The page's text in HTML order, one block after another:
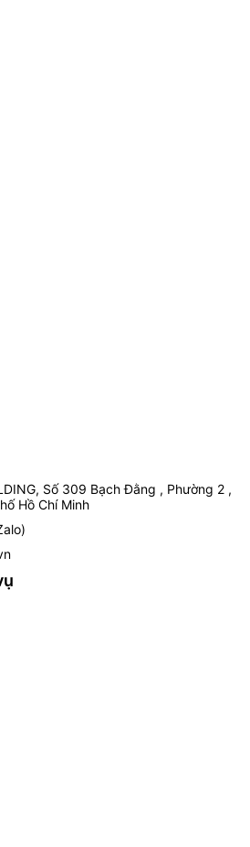
Số 309 Bạch Đằng , Phường 2 ,
Hồ Chí Minh